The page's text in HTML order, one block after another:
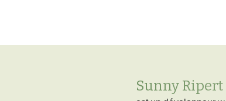
Sunny Ripert